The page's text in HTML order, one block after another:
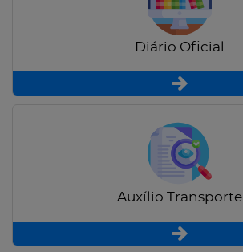
Diário Oficial
Auxílio Transporte